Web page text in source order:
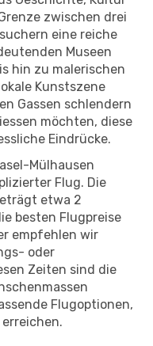
zwischen drei
eine reiche
Museen
hin zu malerischen
Kunstszene
Gassen schlendern
möchten, diese
Eindrücke.
Mülhausen
Flug. Die
etwa 2
besten Flugpreise
empfehlen wir
oder
Zeiten sind die
Flugoptionen,